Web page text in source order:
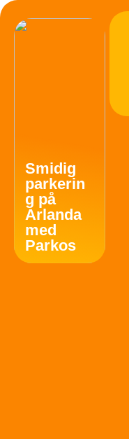
Smidig
parkerin
g på
Arlanda
med
Parkos